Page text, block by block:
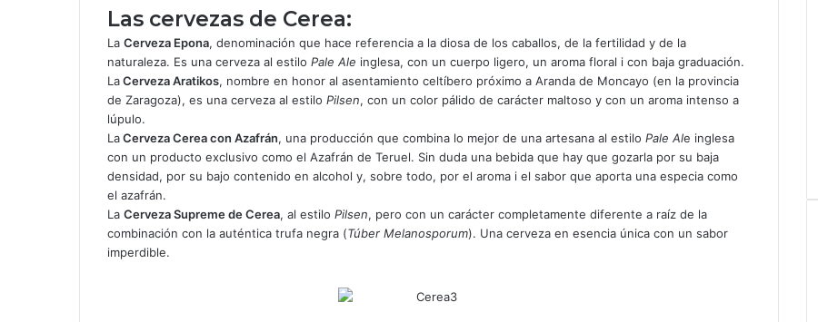
Las cervezas de Cerea:
La Cerveza Epona, denominación que hace referencia a la diosa de los caballos, de la fertilidad y de la
naturaleza. Es una cerveza al estilo Pale Ale inglesa, con un cuerpo ligero, un aroma floral i con baja graduación.
LaCerveza Aratikos, nombre en honor al asentamiento celtíbero próximo a Aranda de Moncayo (en la provincia
de Zaragoza), es una cerveza al estilo Pilsen, con un color pálido de carácter maltoso y con un aroma intenso a
lúpulo.
LaCerveza Cerea con Azafrán, una producción que combina lo mejor de una artesana al estilo Pale Ale inglesa
con un producto exclusivo como el Azafrán de Teruel. Sin duda una bebida que hay que gozarla por su baja
densidad, por su bajo contenido en alcohol y, sobre todo, por el aroma i el sabor que aporta una especia como
el azafrán.
La Cerveza Supreme de Cerea, al estilo Pilsen, pero con un carácter completamente diferente a raíz de la
combinación con la auténtica trufa negra (Túber Melanosporum). Una cerveza en esencia única con un sabor
imperdible.